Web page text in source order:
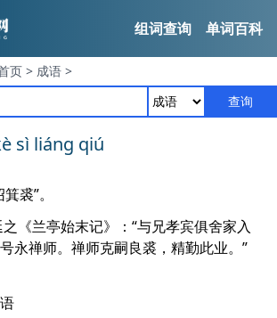
组词查询 单词百科
页 > 成语 >
查询
sì liáng qiú
裘”。
之《兰亭始末记》：“与兄孝宾俱舍家入
永禅师。禅师克嗣良裘，精勤此业。”